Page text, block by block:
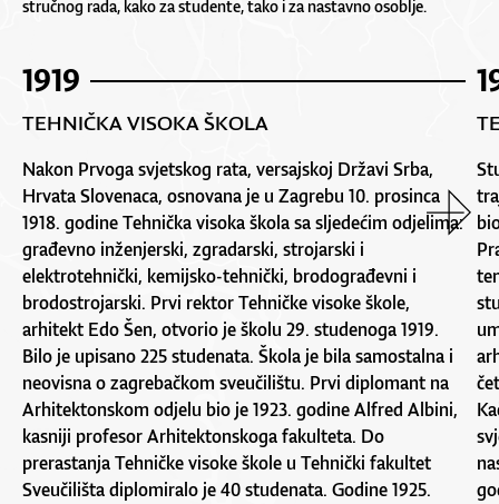
stručnog rada, kako za studente, tako i za nastavno osoblje.
1919
TEHNIČKA VISOKA ŠKOLA
Nakon Prvoga svjetskog rata, versajskoj Državi Srba,
Hrvata Slovenaca, osnovana je u Zagrebu 10. prosinca
1918. godine Tehnička visoka škola sa sljedećim odjelima:
građevno inženjerski, zgradarski, strojarski i
elektrotehnički, kemijsko-tehnički, brodograđevni i
brodostrojarski. Prvi rektor Tehničke visoke škole,
arhitekt Edo Šen, otvorio je školu 29. studenoga 1919.
Bilo je upisano 225 studenata. Škola je bila samostalna i
neovisna o zagrebačkom sveučilištu. Prvi diplomant na
Arhitektonskom odjelu bio je 1923. godine Alfred Albini,
kasniji profesor Arhitektonskoga fakulteta. Do
prerastanja Tehničke visoke škole u Tehnički fakultet
Sveučilišta diplomiralo je 40 studenata. Godine 1925.